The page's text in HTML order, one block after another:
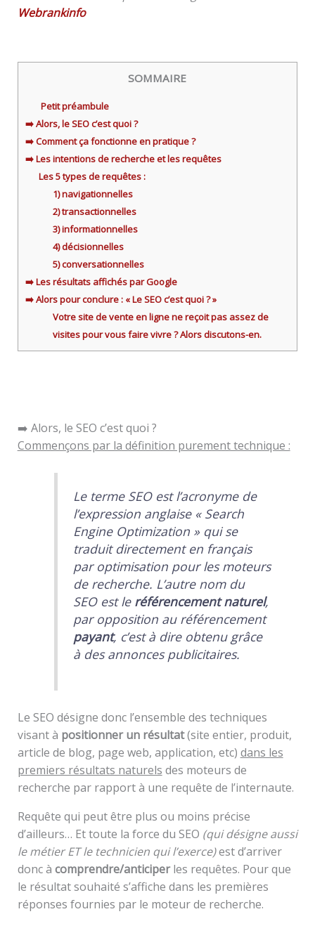
Webrankinfo
SOMMAIRE
Petit préambule
➡️ Alors, le SEO c’est quoi ?
➡️ Comment ça fonctionne en pratique ?
➡️ Les intentions de recherche et les requêtes
Les 5 types de requêtes :
1) navigationnelles
2) transactionnelles
3) informationnelles
4) décisionnelles
5) conversationnelles
➡️ Les résultats affichés par Google
➡️ Alors pour conclure : « Le SEO c’est quoi ? »
Votre site de vente en ligne ne reçoit pas assez de
visites pour vous faire vivre ? Alors discutons-en.
➡️ Alors, le SEO c’est quoi ?
Commençons par la définition purement technique :
Le terme SEO est l’acronyme de
l’expression anglaise « Search
Engine Optimization» qui se
traduit directement en français
par optimisation pour les moteurs
de recherche. L’autre nom du
SEO est le référencement naturel,
par opposition au référencement
payant, c’est à dire obtenu grâce
à des annonces publicitaires.
Le SEO désigne donc l’ensemble des techniques
visant à positionner un résultat(site entier, produit,
article de blog, page web, application, etc) dans les
premiers résultats naturels des moteurs de
recherche par rapport à une requête de l’internaute.
Requête qui peut être plus ou moins précise
d’ailleurs… Et toute la force du SEO (qui désigne aussi
le métier ET le technicien qui l’exerce)est d’arriver
donc à comprendre/anticiperles requêtes. Pour que
le résultat souhaité s’affiche dans les premières
réponses fournies par le moteur de recherche.